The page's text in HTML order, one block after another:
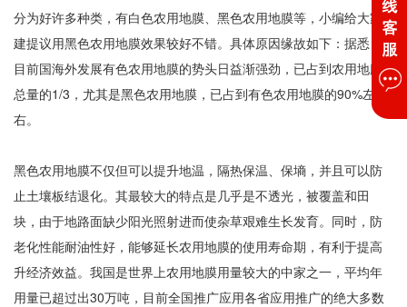
分为好许多种类，有白色农用地膜、黑色农用地膜等，小编给大家
建提议用黑色农用地膜效果较好不错。具体原因缘故如下：据悉，
目前国海外发展有色农用地膜的势头日益渐强劲，已占到农用地膜
总量的1/3，尤其是黑色农用地膜，已占到有色农用地膜的90%左
右。
黑色农用地膜不仅但可以提升地温，隔热保温、保墒，并且可以防
止土壤板结退化。其最较大的特点是几乎是不透光，被覆盖和田
块，由于地路面缺少阳光照射进而使杂草艰难生长发育。同时，防
老化性能耐油性好，能够延长农用地膜的使用寿命期，有利于提高
升经济效益。我国是世界上农用地膜用量较大的中家之一，平均年
用量已超过出30万吨，目前全国推广应用各省应用推广的绝大多数